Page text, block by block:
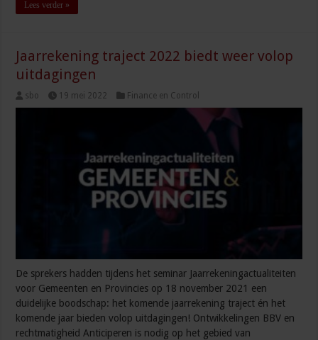
Lees verder »
Jaarrekening traject 2022 biedt weer volop
uitdagingen
sbo 19 mei 2022 Finance en Control
De sprekers hadden tijdens het seminar Jaarrekeningactualiteiten
voor Gemeenten en Provincies op 18 november 2021 een
duidelijke boodschap: het komende jaarrekening traject én het
komende jaar bieden volop uitdagingen! Ontwikkelingen BBV en
rechtmatigheid Anticiperen is nodig op het gebied van